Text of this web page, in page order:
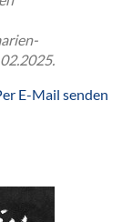
E-Mail senden